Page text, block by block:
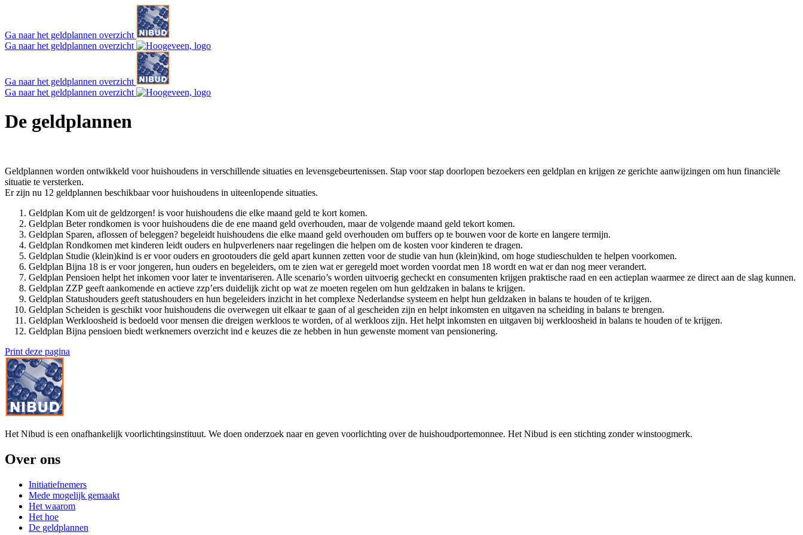
Ga naar het geldplannen overzicht
Ga naar het geldplannen overzicht
Ga naar het geldplannen overzicht
Ga naar het geldplannen overzicht
De geldplannen
Geldplannen worden ontwikkeld voor huishoudens in verschillende situaties en levensgebeurtenissen. Stap voor stap doorlopen bezoekers een geldplan en krijgen ze gerichte aanwijzingen om hun financiële
situatie te versterken.
Er zijn nu 12 geldplannen beschikbaar voor huishoudens in uiteenlopende situaties.
Geldplan Kom uit de geldzorgen! is voor huishoudens die elke maand geld te kort komen.
Geldplan Beter rondkomen is voor huishoudens die de ene maand geld overhouden, maar de volgende maand geld tekort komen.
Geldplan Sparen, aflossen of beleggen? begeleidt huishoudens die elke maand geld overhouden om buffers op te bouwen voor de korte en langere termijn.
Geldplan Rondkomen met kinderen leidt ouders en hulpverleners naar regelingen die helpen om de kosten voor kinderen te dragen.
Geldplan Studie (klein)kind is er voor ouders en grootouders die geld apart kunnen zetten voor de studie van hun (klein)kind, om hoge studieschulden te helpen voorkomen.
Geldplan Bijna 18 is er voor jongeren, hun ouders en begeleiders, om te zien wat er geregeld moet worden voordat men 18 wordt en wat er dan nog meer verandert.
Geldplan Pensioen helpt het inkomen voor later te inventariseren. Alle scenario’s worden uitvoerig gecheckt en consumenten krijgen praktische raad en een actieplan waarmee ze direct aan de slag kunnen.
Geldplan ZZP geeft aankomende en actieve zzp’ers duidelijk zicht op wat ze moeten regelen om hun geldzaken in balans te krijgen.
Geldplan Statushouders geeft statushouders en hun begeleiders inzicht in het complexe Nederlandse systeem en helpt hun geldzaken in balans te houden of te krijgen.
Geldplan Scheiden is geschikt voor huishoudens die overwegen uit elkaar te gaan of al gescheiden zijn en helpt inkomsten en uitgaven na scheiding in balans te brengen.
Geldplan Werkloosheid is bedoeld voor mensen die dreigen werkloos te worden, of al werkloos zijn. Het helpt inkomsten en uitgaven bij werkloosheid in balans te houden of te krijgen.
Geldplan Bijna pensioen biedt werknemers overzicht ind e keuzes die ze hebben in hun gewenste moment van pensionering.
Print deze pagina
Het Nibud is een onafhankelijk voorlichtingsinstituut. We doen onderzoek naar en geven voorlichting over de huishoudportemonnee. Het Nibud is een stichting zonder winstoogmerk.
Over ons
Initiatiefnemers
Mede mogelijk gemaakt
Het waarom
Het hoe
De geldplannen